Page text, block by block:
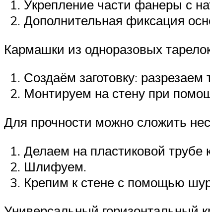
Укрепление части фанеры с
Дополнительная фиксация
Кармашки из одноразовых
Создаём заготовку: разрезаем
Монтируем на стену при
Для прочности можно сложить
Делаем на пластиковой трубе
Шлифуем.
Крепим к стене с помощью